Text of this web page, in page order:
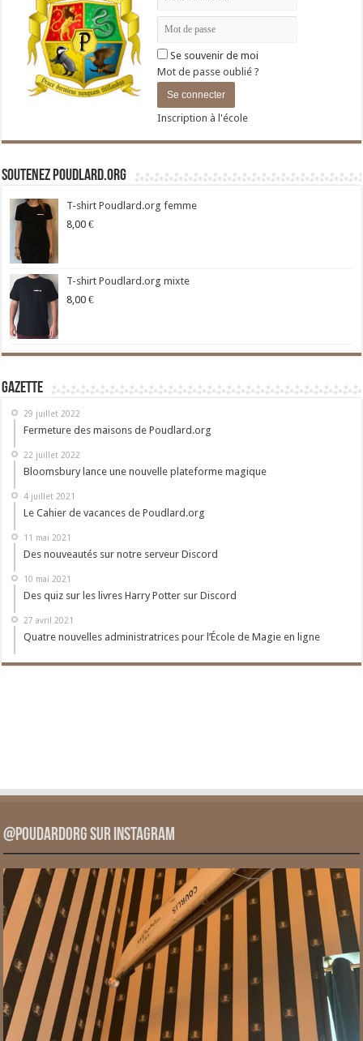
Se souvenir de moi
Mot de passe oublié ?
Inscription à l'école
Soutenez Poudlard.org
T-shirt Poudlard.org femme
8,00 €
T-shirt Poudlard.org mixte
8,00 €
Gazette
29 juillet 2022
Fermeture des maisons de Poudlard.org
22 juillet 2022
Bloomsbury lance une nouvelle plateforme magique
4 juillet 2021
Le Cahier de vacances de Poudlard.org
11 mai 2021
Des nouveautés sur notre serveur Discord
10 mai 2021
Des quiz sur les livres Harry Potter sur Discord
27 avril 2021
Quatre nouvelles administratrices pour l’École de Magie en ligne
@PoudardOrg sur Instagram